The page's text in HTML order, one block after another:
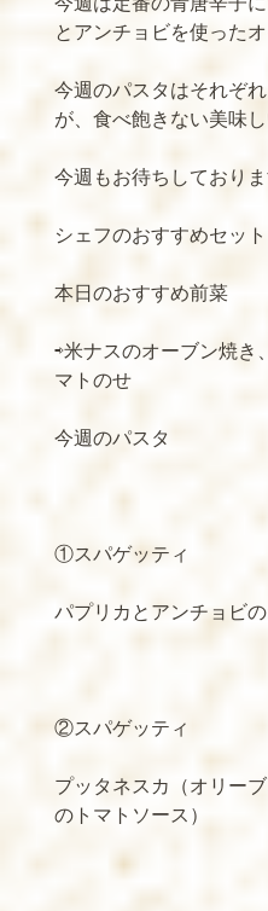
とアンチョビを使った
今週のパスタはそれぞ
が、食べ飽きない美味し
今週もお待ちしておりま
シェフのおすすめセット
本日のおすすめ前菜
⇨米ナスのオーブン焼き
マトのせ
今週のパスタ
①スパゲッティ
パプリカとアンチョビ
②スパゲッティ
プッタネスカ（オリー
のトマトソース）